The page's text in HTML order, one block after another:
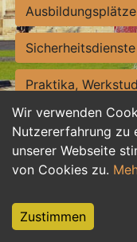
Wir verwenden
Nutzererfahrung zu
unserer Webseite
von Cookies zu.
Zustimmen
Ausbildungsplätze
Sicherheitsdienste
Praktika,
Personalwesen
Hilfskräfte,
Weiterbildung,